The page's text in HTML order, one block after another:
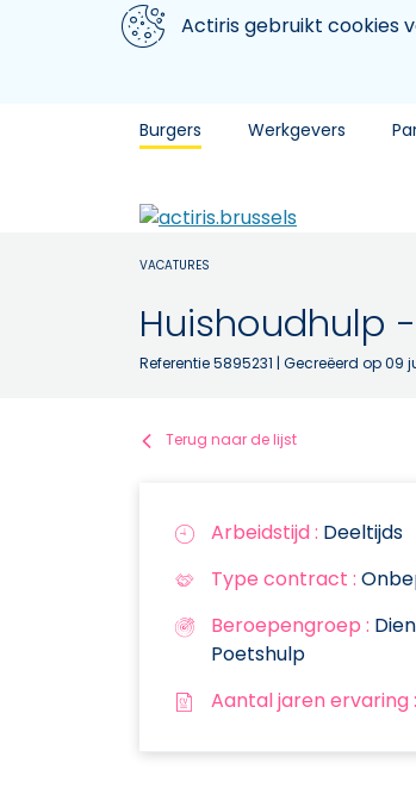
Aller au contenu principal
We gebruiken cookiesActiris gebruikt cookies
Burgers Werkgevers
VACATURES
Huishoudhulp
Referentie 5895231 | Gecreëerd op 09
Terug naar de lijst
Arbeidstijd : Deeltijds
Type contract :
Beroepengroep :
Poetshulp
Aantal jaren ervaring :